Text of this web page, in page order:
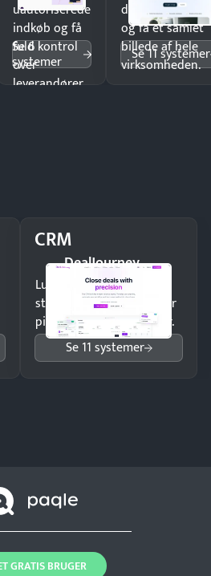
uautoriserede
indkøb og få
fuld kontrol
over
leverandører
Se 6
systemer
og få ét samlet
billede af hele
virksomheden.
Se 11 systemer
CRM
DealJourney
Luk flere salg med et
struktureret overblik over
pipeline og opfølgninger.
Se 11 systemer
GRATIS BRUGER